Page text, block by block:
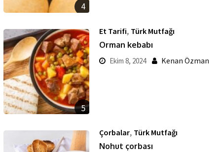
4
5
Et Tarifi, Türk Mutfağı
Orman kebabı
Ekim 8, 2024 Kenan Özman
Çorbalar, Türk Mutfağı
Nohut çorbası